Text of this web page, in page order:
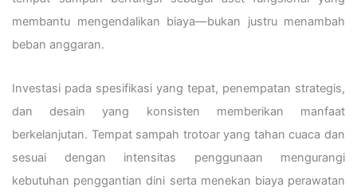
membantu mengendalikan biaya—bukan justru menambah
beban anggaran.
Investasi pada spesifikasi yang tepat, penempatan strategis,
dan desain yang konsisten memberikan manfaat
berkelanjutan. Tempat sampah trotoar yang tahan cuaca dan
sesuai dengan intensitas penggunaan mengurangi
kebutuhan penggantian dini serta menekan biaya perawatan